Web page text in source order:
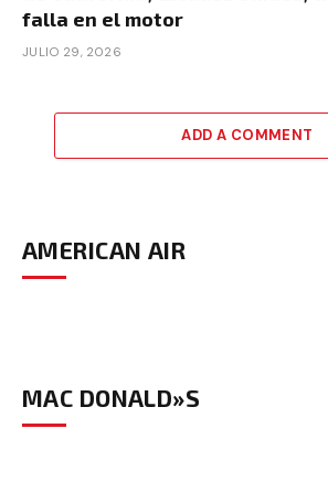
falla en el motor
JULIO 29, 2026
ADD A COMMENT
AMERICAN AIR
MAC DONALD»S